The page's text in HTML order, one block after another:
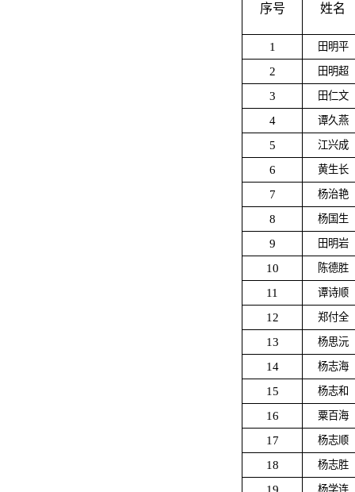
序号 姓名
1 田明平
2 田明超
3 田仁文
4 谭久燕
5 江兴成
6 黄生长
7 杨治艳
8 杨国生
9 田明岩
10 陈德胜
11 谭诗顺
12 郑付全
13 杨思沅
14 杨志海
15 杨志和
16 粟百海
17 杨志顺
18 杨志胜
杨学连